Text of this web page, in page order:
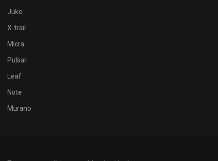
Juke
X-trail
Micra
Pulsar
Leaf
Note
Murano